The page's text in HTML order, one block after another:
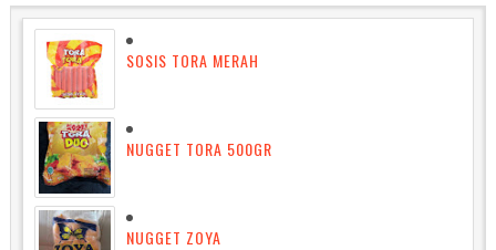
SOSIS TORA MERAH
NUGGET TORA 500GR
NUGGET ZOYA